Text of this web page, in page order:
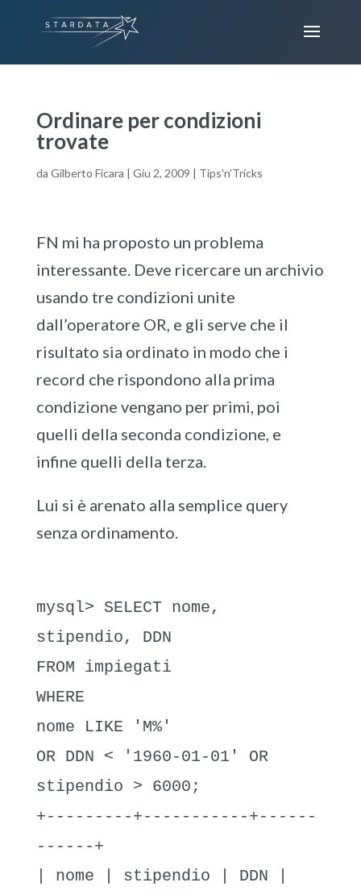
Ordinare per condizioni
trovate
da Gilberto Ficara | Giu 2, 2009 | Tips'n'Tricks
FN mi ha proposto un problema
interessante. Deve ricercare un archivio
usando tre condizioni unite
dall’operatore OR, e gli serve che il
risultato sia ordinato in modo che i
record che rispondono alla prima
condizione vengano per primi, poi
quelli della seconda condizione, e
infine quelli della terza.
Lui si è arenato alla semplice query
senza ordinamento.
mysql> SELECT nome,
stipendio, DDN
FROM impiegati
WHERE
nome LIKE 'M%'
OR DDN < '1960-01-01' OR
stipendio > 6000;
+---------+-----------+------
------+
| nome | stipendio | DDN |